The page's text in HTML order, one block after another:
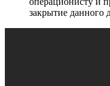
закрытие данного